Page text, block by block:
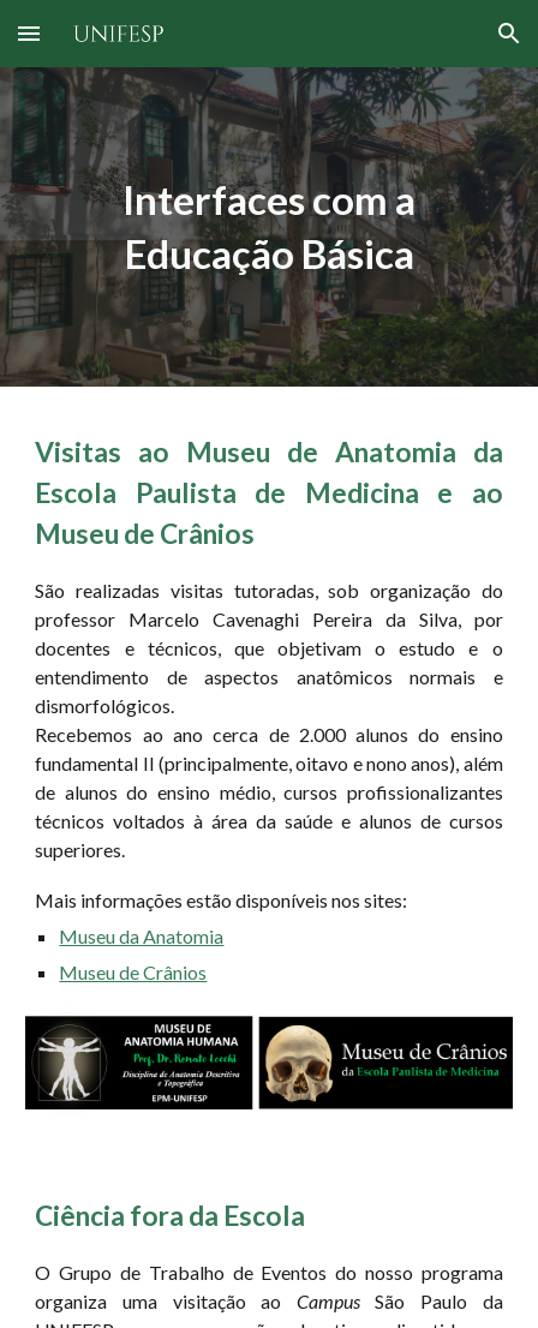
Skip to main content Skip to navigation
Interfaces com a
Educação Básica
Visitas ao Museu de Anatomia da
Escola Paulista de Medicina e ao
Museu de Crânios
São realizadas visitas tutoradas, sob organização do
professor Marcelo Cavenaghi Pereira da Silva, por
docentes e técnicos, que objetivam o estudo e o
entendimento de aspectos anatômicos normais e
dismorfológicos.
Recebemos ao ano cerca de 2.000 alunos do ensino
fundamental II (principalmente, oitavo e nono anos), além
de alunos do ensino médio, cursos profissionalizantes
técnicos voltados à área da saúde e alunos de cursos
superiores.
Mais informações estão disponíveis nos sites:
Museu da Anatomia
Museu de Crânios
Ciência fora da Escola
O Grupo de Trabalho de Eventos do nosso programa
organiza uma visitação ao CampusSão Paulo da